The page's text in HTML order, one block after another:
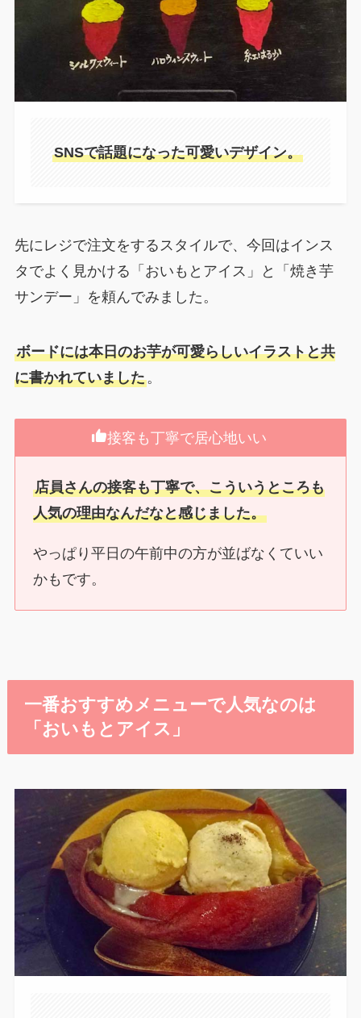
SNSで話題になった可愛いデザイン。
先にレジで注文をするスタイルで、今回はインス
タでよく見かける「おいもとアイス」と「焼き芋
サンデー」を頼んでみました。
ボードには本日のお芋が可愛らしいイラストと共
に書かれていました。
接客も丁寧で居心地いい
店員さんの接客も丁寧で、こういうところも
人気の理由なんだなと感じました。
やっぱり平日の午前中の方が並ばなくていい
かもです。
一番おすすめメニューで人気なのは
「おいもとアイス」